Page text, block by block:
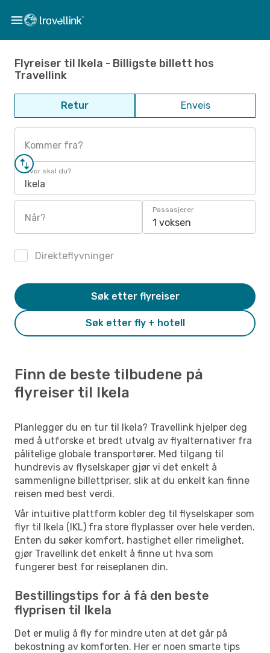
Flyreiser til Ikela - Billigste billett hos
Travellink
Retur Enveis
Kommer fra?
Hvor skal du?
Ikela
Når?
Passasjerer
1 voksen
Direkteflyvninger
Søk etter fly + hotell
Søk etter flyreiser
Finn de beste tilbudene på
flyreiser til Ikela
Planlegger du en tur til Ikela? Travellink hjelper deg
med å utforske et bredt utvalg av flyalternativer fra
pålitelige globale transportører. Med tilgang til
hundrevis av flyselskaper gjør vi det enkelt å
sammenligne billettpriser, slik at du enkelt kan finne
reisen med best verdi.
Vår intuitive plattform kobler deg til flyselskaper som
flyr til Ikela (IKL) fra store flyplasser over hele verden.
Enten du søker komfort, hastighet eller rimelighet,
gjør Travellink det enkelt å finne ut hva som
fungerer best for reiseplanen din.
Bestillingstips for å få den beste
flyprisen til Ikela
Det er mulig å fly for mindre uten at det går på
bekostning av komforten. Her er noen smarte tips